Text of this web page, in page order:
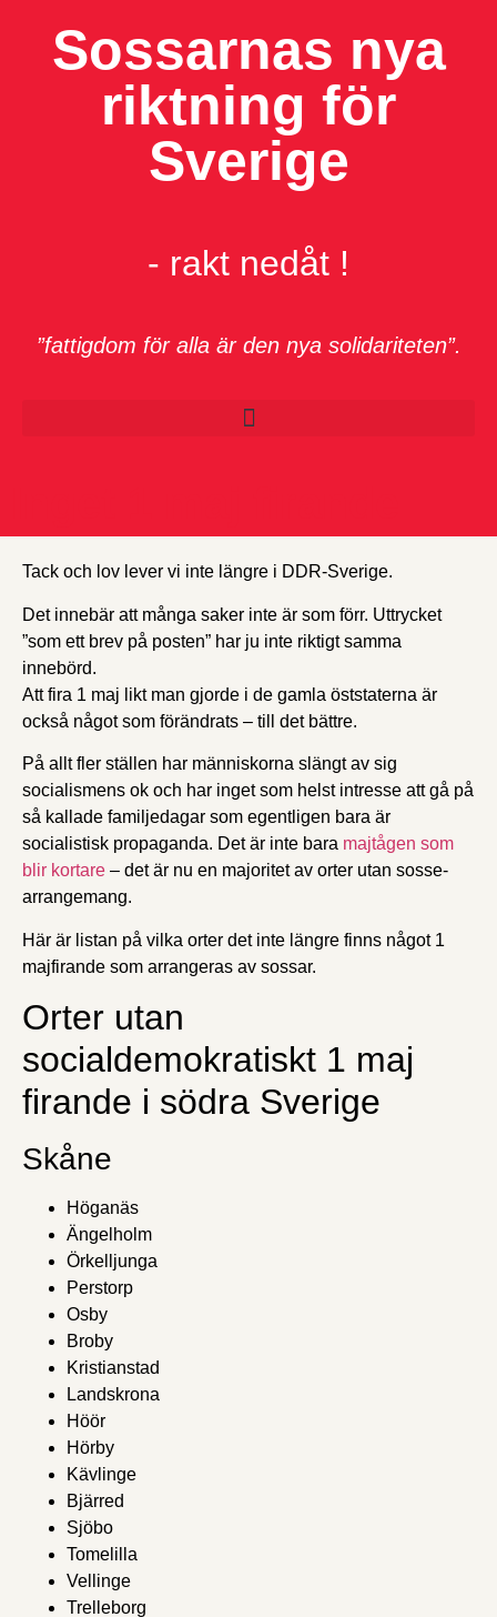
Sossarnas nya
riktning för
Sverige
- rakt nedåt !
”fattigdom för alla är den nya solidariteten”.
Tack och lov lever vi inte längre i DDR-Sverige.
Det innebär att många saker inte är som förr. Uttrycket
”som ett brev på posten” har ju inte riktigt samma
innebörd.
Att fira 1 maj likt man gjorde i de gamla öststaterna är
också något som förändrats – till det bättre.
På allt fler ställen har människorna slängt av sig
socialismens ok och har inget som helst intresse att gå på
så kallade familjedagar som egentligen bara är
socialistisk propaganda. Det är inte bara majtågen som
blir kortare – det är nu en majoritet av orter utan sosse-
arrangemang.
Här är listan på vilka orter det inte längre finns något 1
majfirande som arrangeras av sossar.
Orter utan
socialdemokratiskt 1 maj
firande i södra Sverige
Skåne
Höganäs
Ängelholm
Örkelljunga
Perstorp
Osby
Broby
Kristianstad
Landskrona
Höör
Hörby
Kävlinge
Bjärred
Sjöbo
Tomelilla
Vellinge
Trelleborg